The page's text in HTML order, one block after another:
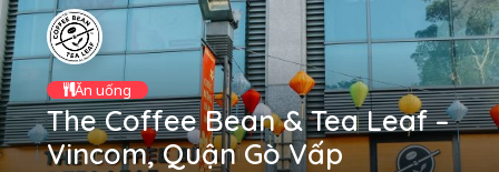
Ăn uống
The Coffee Bean & Tea Leaf –
Vincom, Quận Gò Vấp